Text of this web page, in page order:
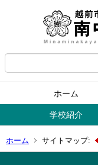
ホーム
学校紹介
ホーム サイトマップ: